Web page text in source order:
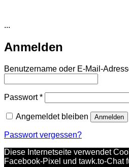
...
Anmelden
Benutzername oder E-Mail-
Passwort*Erforderlich
Angemeldet bleiben Anmelden
Passwort vergessen?
Diese Internetseite verwendet
Facebook-Pixel und tawk.to-Chat